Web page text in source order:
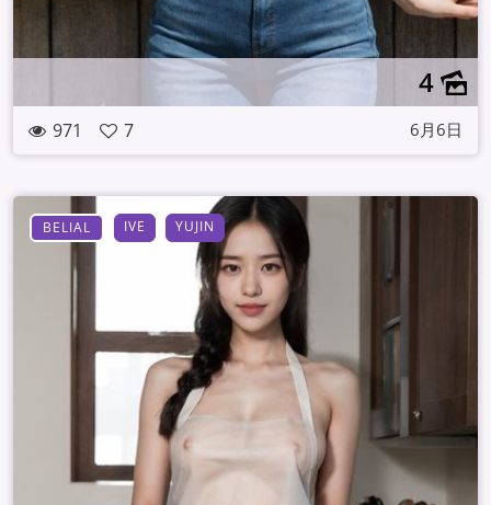
4
971 7 6月6日
BELIAL IVE YUJIN